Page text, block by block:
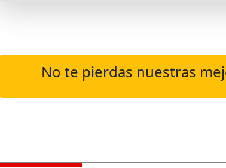
No te pierdas nuestras